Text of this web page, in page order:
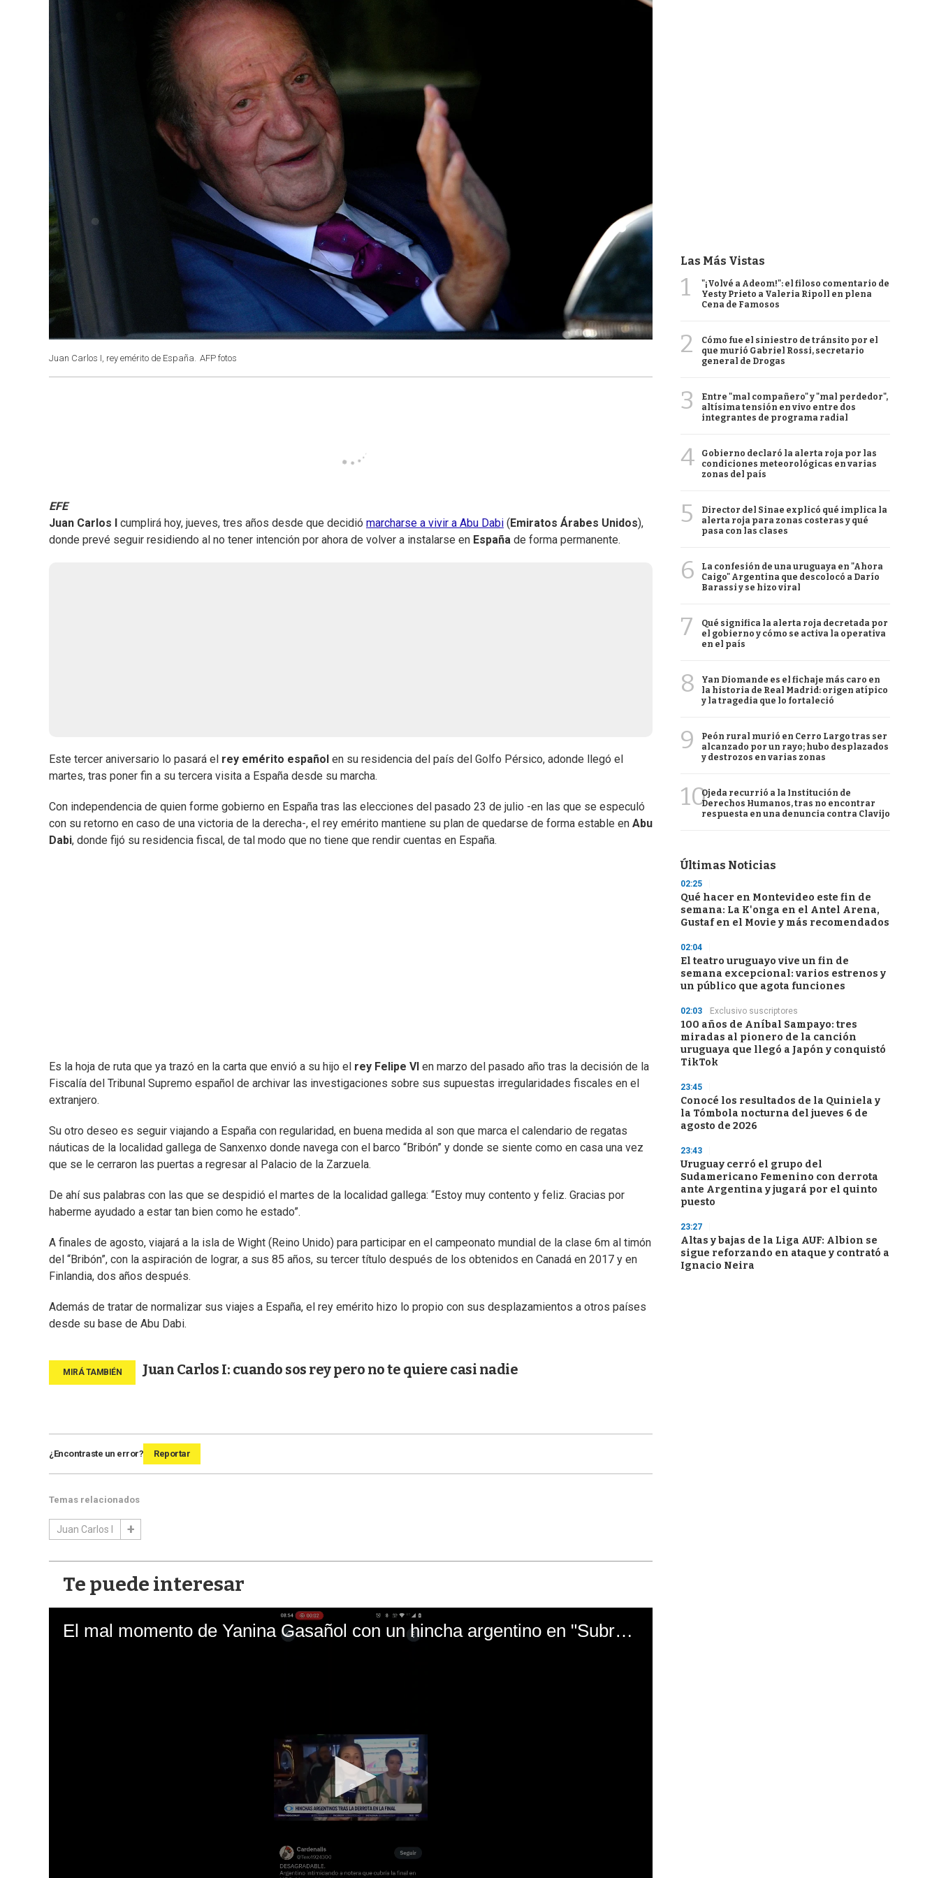
Juan Carlos I, rey emérito de España. AFP fotos
EFE
Juan Carlos I
cumplirá hoy, jueves, tres años desde que decidió marcharse a vivir a Abu Dabi ( Emiratos Árabes Unidos),
donde prevé seguir residiendo al no tener intención por ahora de volver a instalarse en España de forma permanente.
Este tercer aniversario lo pasará el rey emérito español en su residencia del país del Golfo Pérsico, adonde llegó el
martes, tras poner fin a su tercera visita a España desde su marcha.
Con independencia de quien forme gobierno en España tras las elecciones del pasado 23 de julio -en las que se especuló
con su retorno en caso de una victoria de la derecha-, el rey emérito mantiene su plan de quedarse de forma estable en Abu
Dabi, donde fijó su residencia fiscal, de tal modo que no tiene que rendir cuentas en España.
Es la hoja de ruta que ya trazó en la carta que envió a su hijo el rey Felipe VI en marzo del pasado año tras la decisión de la
Fiscalía del Tribunal Supremo español de archivar las investigaciones sobre sus supuestas irregularidades fiscales en el
extranjero.
Su otro deseo es seguir viajando a España con regularidad, en buena medida al son que marca el calendario de regatas
náuticas de la localidad gallega de Sanxenxo donde navega con el barco “Bribón” y donde se siente como en casa una vez
que se le cerraron las puertas a regresar al Palacio de la Zarzuela.
De ahí sus palabras con las que se despidió el martes de la localidad gallega: “Estoy muy contento y feliz. Gracias por
haberme ayudado a estar tan bien como he estado”.
A finales de agosto, viajará a la isla de Wight (Reino Unido) para participar en el campeonato mundial de la clase 6m al timón
del “Bribón”, con la aspiración de lograr, a sus 85 años, su tercer título después de los obtenidos en Canadá en 2017 y en
Finlandia, dos años después.
Además de tratar de normalizar sus viajes a España, el rey emérito hizo lo propio con sus desplazamientos a otros países
desde su base de Abu Dabi.
Juan Carlos I: cuando sos rey pero no te quiere casi nadie
¿Encontraste un error? Reportar
Temas relacionados
Juan Carlos I
Te puede interesar
El mal momento de Yanina Gasañol con un hincha argentino en "Subrayado"
Las Más Vistas
1
"¡Volvé a Adeom!": el filoso comentario de
Yesty Prieto a Valeria Ripoll en plena
Cena de Famosos
2
Cómo fue el siniestro de tránsito por el
que murió Gabriel Rossi, secretario
general de Drogas
3
Entre "mal compañero" y "mal perdedor",
altísima tensión en vivo entre dos
integrantes de programa radial
4
Gobierno declaró la alerta roja por las
condiciones meteorológicas en varias
zonas del país
5
Director del Sinae explicó qué implica la
alerta roja para zonas costeras y qué
pasa con las clases
6
La confesión de una uruguaya en "Ahora
Caigo" Argentina que descolocó a Darío
Barassi y se hizo viral
7
Qué significa la alerta roja decretada por
el gobierno y cómo se activa la operativa
en el país
8
Yan Diomande es el fichaje más caro en
la historia de Real Madrid: origen atípico
y la tragedia que lo fortaleció
9
Peón rural murió en Cerro Largo tras ser
alcanzado por un rayo; hubo desplazados
y destrozos en varias zonas
10Ojeda recurrió a la Institución de
Derechos Humanos, tras no encontrar
respuesta en una denuncia contra Clavijo
Últimas Noticias
02:25
Qué hacer en Montevideo este fin de
semana: La K'onga en el Antel Arena,
Gustaf en el Movie y más recomendados
02:04
El teatro uruguayo vive un fin de
semana excepcional: varios estrenos y
un público que agota funciones
02:03 Exclusivo suscriptores
100 años de Aníbal Sampayo: tres
miradas al pionero de la canción
uruguaya que llegó a Japón y conquistó
TikTok
23:45
Conocé los resultados de la Quiniela y
la Tómbola nocturna del jueves 6 de
agosto de 2026
23:43
Uruguay cerró el grupo del
Sudamericano Femenino con derrota
ante Argentina y jugará por el quinto
puesto
23:27
Altas y bajas de la Liga AUF: Albion se
sigue reforzando en ataque y contrató a
Ignacio Neira